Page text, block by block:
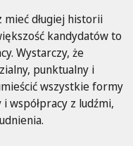
mieć długiej historii
kandydatów to
Wystarczy, że
punktualny i
wszystkie formy
współpracy z ludźmi,